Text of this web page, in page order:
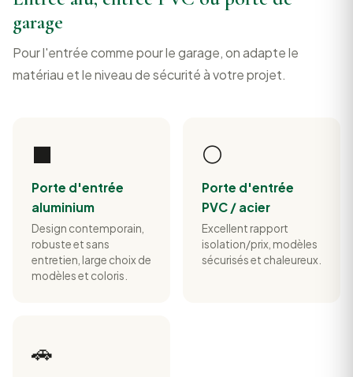
garage
Pour l'entrée comme pour le garage, on adapte le
matériau et le niveau de sécurité à votre projet.
⬛
Porte d'entrée
aluminium
Design contemporain,
robuste et sans
entretien, large choix de
modèles et coloris.
⚪
Porte d'entrée
PVC / acier
Excellent rapport
isolation/prix, modèles
sécurisés et chaleureux.
🚗